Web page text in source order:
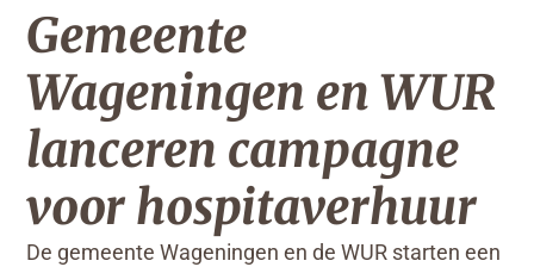
Gemeente
Wageningen en WUR
lanceren campagne
voor hospitaverhuur
De gemeente Wageningen en de WUR starten een